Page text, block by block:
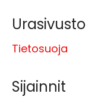
Urasivusto
Tietosuoja
Sijainnit